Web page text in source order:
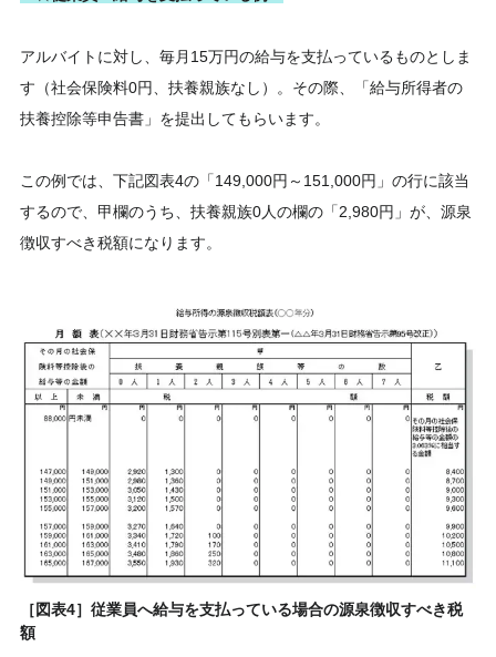
アルバイトに対し、毎月15万円の給与を支払っているものとしま
す（社会保険料0円、扶養親族なし）。その際、「給与所得者の
扶養控除等申告書」を提出してもらいます。
この例では、下記図表4の「149,000円～151,000円」の行に該当
するので、甲欄のうち、扶養親族0人の欄の「2,980円」が、源泉
徴収すべき税額になります。
［図表4］従業員へ給与を支払っている場合の源泉徴収すべき税
額